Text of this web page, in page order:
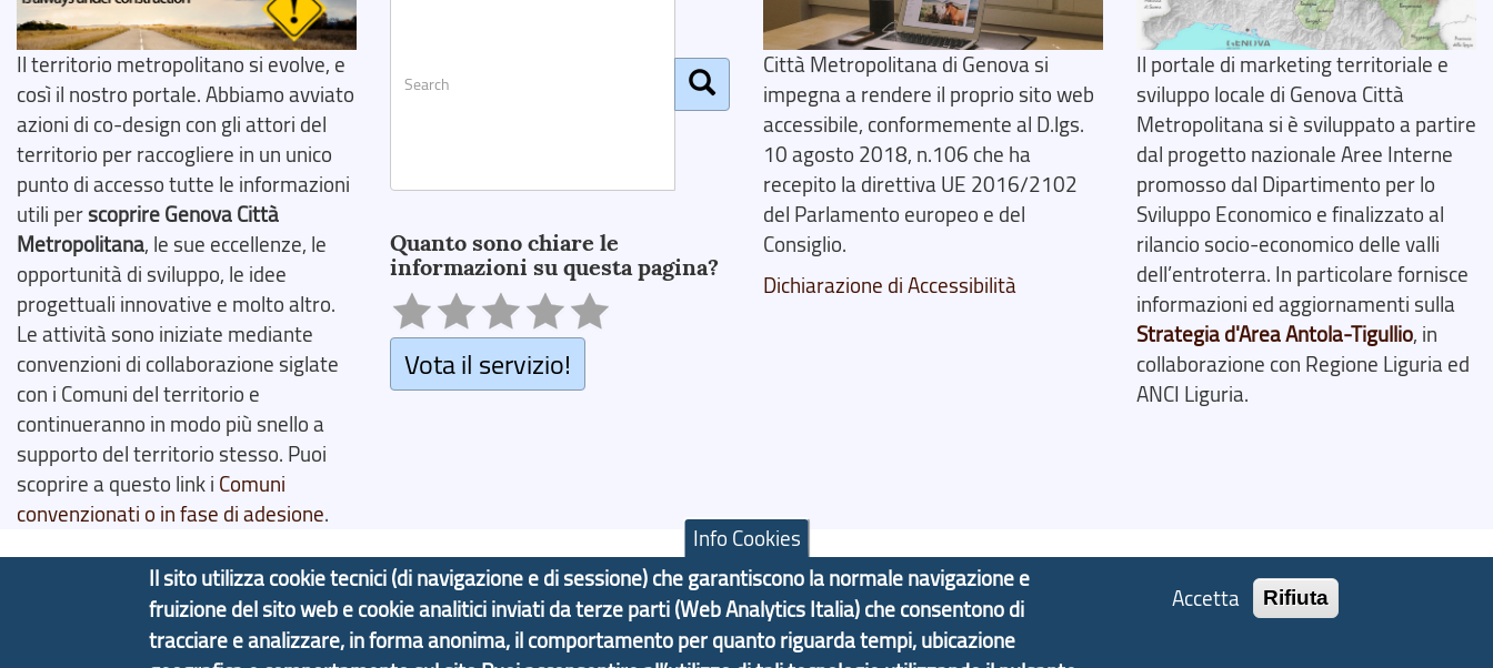
Il territorio metropolitano si evolve, e
così il nostro portale. Abbiamo avviato
azioni di co-design con gli attori del
territorio per raccogliere in un unico
punto di accesso tutte le informazioni
utili perscoprire Genova Città
Metropolitana, le sue eccellenze, le
opportunità di sviluppo, le idee
progettuali innovative e molto altro.
Le attività sono iniziate mediante
convenzioni di collaborazione siglate
con i Comuni del territorio e
continueranno in modo più snello a
supporto del territorio stesso. Puoi
scoprire a questo link i Comuni
convenzionati o in fase di adesione.
Quanto sono chiare le
informazioni su questa pagina?
Vota il servizio!
Città Metropolitana di Genova si
impegna a rendere il proprio sito web
accessibile, conformemente al D.lgs.
10 agosto 2018, n.106 che ha
recepito la direttiva UE 2016/2102
del Parlamento europeo e del
Consiglio.
Dichiarazione di Accessibilità
Il portale di marketing territoriale e
sviluppo locale di Genova Città
Metropolitana si è sviluppato a partire
dal progetto nazionale Aree Interne
promosso dal Dipartimento per lo
Sviluppo Economico e finalizzato al
rilancio socio-economico delle valli
dell’entroterra. In particolare fornisce
informazioni ed aggiornamenti sulla
Strategia d'Area Antola-Tigullio, in
collaborazione con Regione Liguria ed
ANCI Liguria.
Copyright © 2017 Città metropolitana di Genova | CF: 80007350103
Info Cookies
Il sito utilizza cookie tecnici (di navigazione e di sessione) che garantiscono la normale navigazione e
fruizione del sito web e cookie analitici inviati da terze parti (Web Analytics Italia) che consentono di
tracciare e analizzare, in forma anonima, il comportamento per quanto riguarda tempi, ubicazione
Accetta Rifiuta